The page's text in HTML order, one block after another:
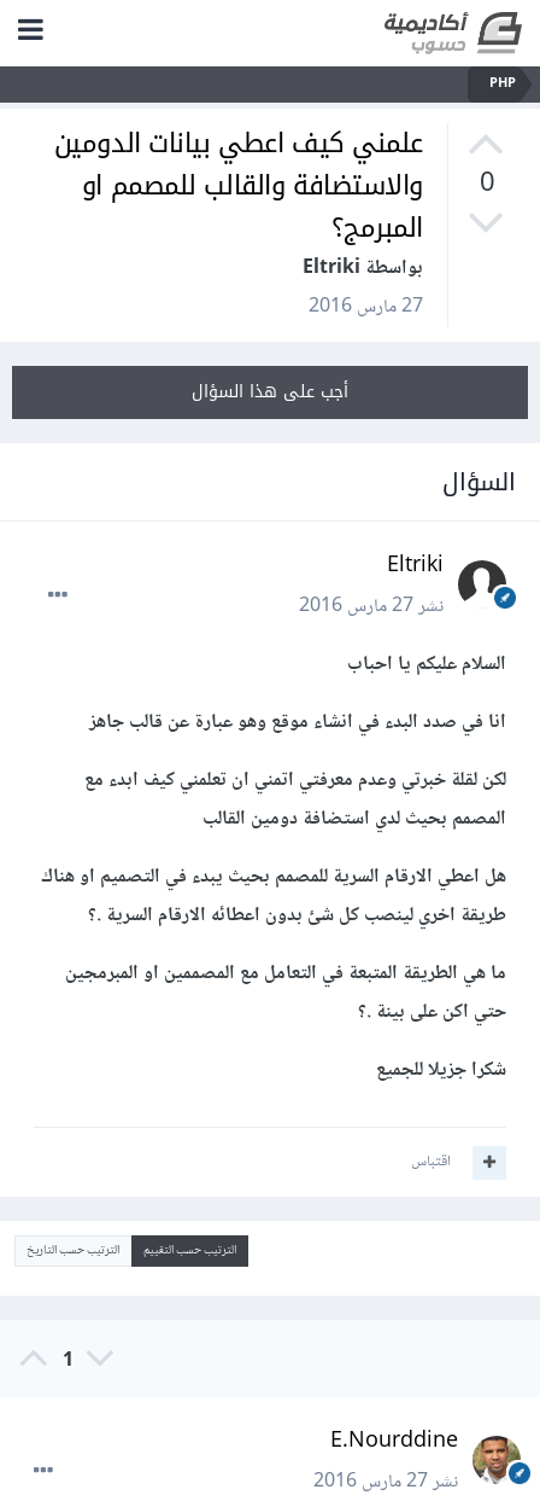
PHP
0
علمني كيف اعطي بيانات الدومين
والاستضافة والقالب للمصمم او
المبرمج؟
بواسطة Eltriki
27 مارس 2016
أجب على هذا السؤال
السؤال
Eltriki
نشر27 مارس 2016
السلام عليكم يا احباب
انا في صدد البدء في انشاء موقع وهو عبارة عن قالب جاهز
لكن لقلة خبرتي وعدم معرفتي اتمني ان تعلمني كيف ابدء مع
المصمم بحيث لدي استضافة دومين القالب
هل اعطي الارقام السرية للمصمم بحيث يبدء في التصميم او هناك
طريقة اخري لينصب كل شئ بدون اعطائه الارقام السرية .؟
ما هي الطريقة المتبعة في التعامل مع المصممين او المبرمجين
حتي اكن على بينة .؟
شكرا جزيلا للجميع
اقتباس
الترتيب حسب التقييم الترتيب حسب التاريخ
1
E.Nourddine
نشر27 مارس 2016